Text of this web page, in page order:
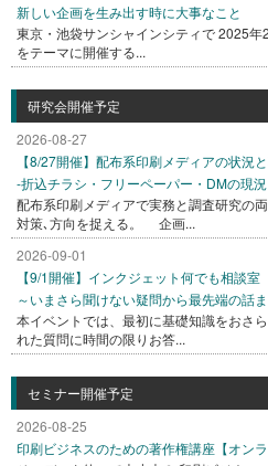
新しい企画を生み出す時に大事なこと
東京・池袋サンシャインシティで 2025年
をテーマに開催する...
研究会開催予定
2026-08-27
【8/27開催】配布系印刷メディアの状況
-折込チラシ・フリーペーパー・DMの現
配布系印刷メディアで実務と調査研究の
対策､方向を捉える。 企画...
2026-09-01
【9/1開催】インクジェット何でも相談室
～いまさら聞けない疑問から最先端の話
本イベントでは、最初に基礎知識をおさ
れた質問に時間の限りお答...
セミナー開催予定
2026-08-25
印刷ビジネスのための著作権講座【オンラ